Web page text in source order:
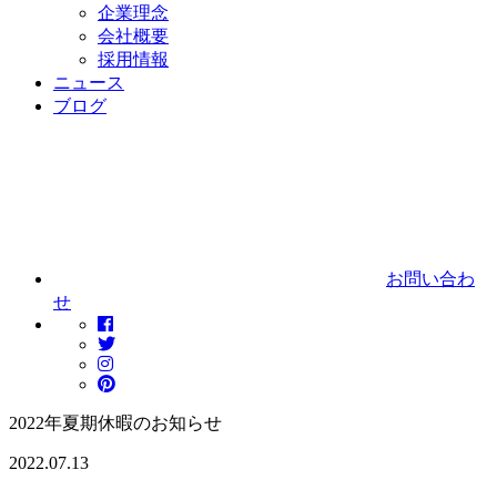
企業理念
会社概要
採用情報
ニュース
ブログ
お問い合わ
せ
2022年夏期休暇のお知らせ
2022.07.13